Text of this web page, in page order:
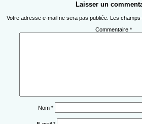
Laisser un
Votre adresse e-mail ne sera pas publiée. Les champs
Commentaire *
Nom *